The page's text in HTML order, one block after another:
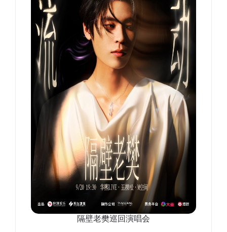
隔壁老樊巡回演唱会